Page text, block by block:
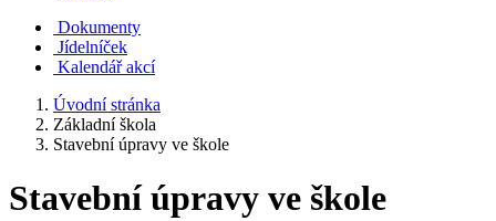
Dokumenty
Jídelníček
Kalendář akcí
Úvodní stránka
Základní škola
Stavební úpravy ve škole
Stavební úpravy ve škole